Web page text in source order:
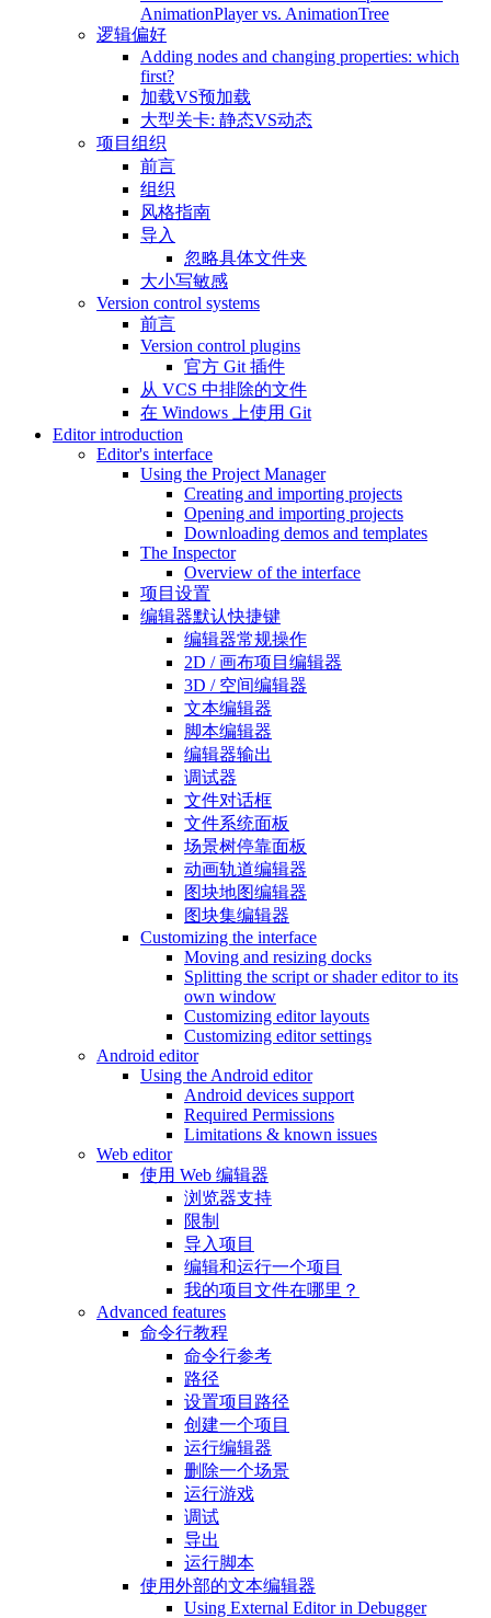
AnimationPlayer vs. AnimationTree
逻辑偏好
Adding nodes and changing properties: which
first?
加载VS预加载
大型关卡: 静态VS动态
项目组织
前言
组织
风格指南
导入
忽略具体文件夹
大小写敏感
Version control systems
前言
Version control plugins
官方 Git 插件
从 VCS 中排除的文件
在 Windows 上使用 Git
Editor introduction
Editor's interface
Using the Project Manager
Creating and importing projects
Opening and importing projects
Downloading demos and templates
The Inspector
Overview of the interface
项目设置
编辑器默认快捷键
编辑器常规操作
2D / 画布项目编辑器
3D / 空间编辑器
文本编辑器
脚本编辑器
编辑器输出
调试器
文件对话框
文件系统面板
场景树停靠面板
动画轨道编辑器
图块地图编辑器
图块集编辑器
Customizing the interface
Moving and resizing docks
Splitting the script or shader editor to its
own window
Customizing editor layouts
Customizing editor settings
Android editor
Using the Android editor
Android devices support
Required Permissions
Limitations & known issues
Web editor
使用 Web 编辑器
浏览器支持
限制
导入项目
编辑和运行一个项目
我的项目文件在哪里？
Advanced features
命令行教程
命令行参考
路径
设置项目路径
创建一个项目
运行编辑器
删除一个场景
运行游戏
调试
导出
运行脚本
使用外部的文本编辑器
Using External Editor in Debugger